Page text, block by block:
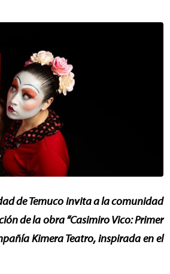
de Temuco invita a la comunidad
de la obra “Casimiro Vico: Primer
Kimera Teatro, inspirada en el